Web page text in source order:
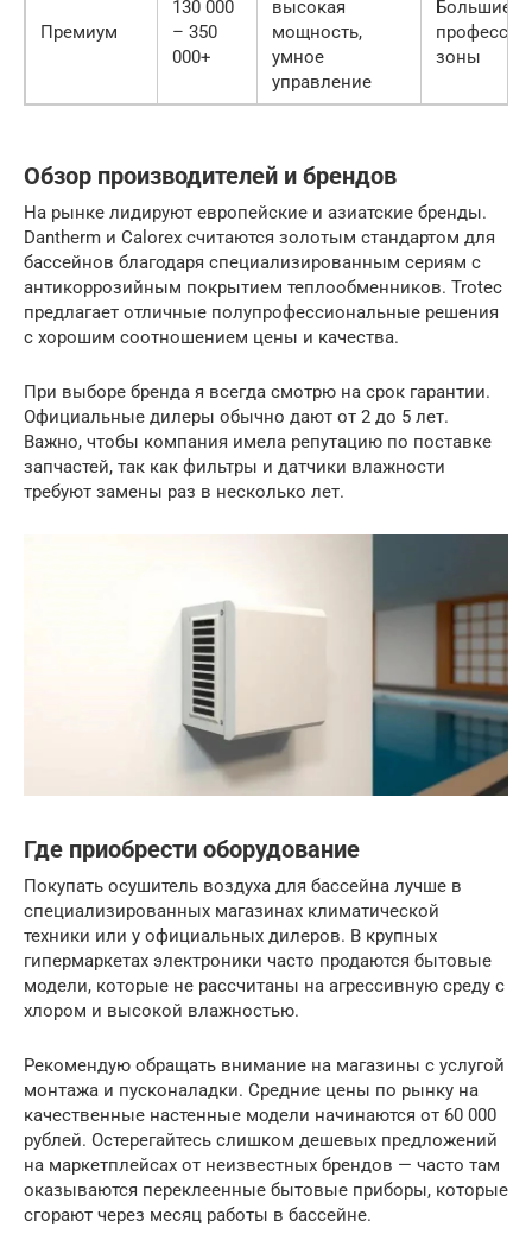
Премиум
130 000
– 350
000+
высокая
мощность,
умное
управление
Большие
зоны
Обзор производителей и брендов
На рынке лидируют европейские и азиатские бренды.
Dantherm и Calorex считаются золотым стандартом для
бассейнов благодаря специализированным сериям с
антикоррозийным покрытием теплообменников. Trotec
предлагает отличные полупрофессиональные решения
с хорошим соотношением цены и качества.
При выборе бренда я всегда смотрю на срок гарантии.
Официальные дилеры обычно дают от 2 до 5 лет.
Важно, чтобы компания имела репутацию по поставке
запчастей, так как фильтры и датчики влажности
требуют замены раз в несколько лет.
Где приобрести оборудование
Покупать осушитель воздуха для бассейна лучше в
специализированных магазинах климатической
техники или у официальных дилеров. В крупных
гипермаркетах электроники часто продаются бытовые
модели, которые не рассчитаны на агрессивную среду с
хлором и высокой влажностью.
Рекомендую обращать внимание на магазины с услугой
монтажа и пусконаладки. Средние цены по рынку на
качественные настенные модели начинаются от 60 000
рублей. Остерегайтесь слишком дешевых предложений
на маркетплейсах от неизвестных брендов — часто там
оказываются переклеенные бытовые приборы, которые
сгорают через месяц работы в бассейне.